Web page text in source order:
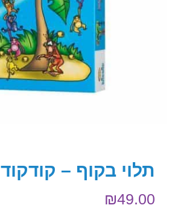
תלוי בקוף – קודקוד
₪49.00